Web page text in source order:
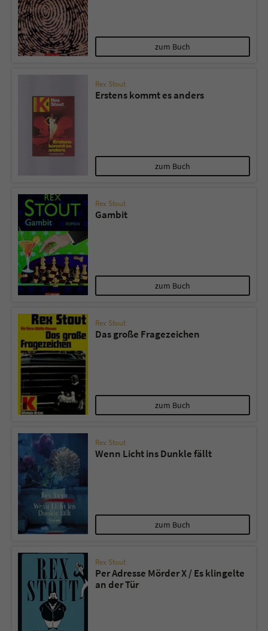
zum Buch
Rex Stout
Erstens kommt es anders
zum Buch
Rex Stout
Gambit
zum Buch
Rex Stout
Das große Fragezeichen
zum Buch
Rex Stout
Wenn Licht ins Dunkle fällt
zum Buch
Rex Stout
Per Adresse Mörder X / Es klingelte
an der Tür